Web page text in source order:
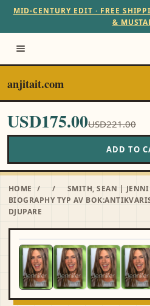
MID-CENTURY EDIT · FREE
&
anjitait.com
USD175.00USD221.00
ADD TO
HOME / /
SMITH, SEAN |
BIOGRAPHY TYP AV
DJUPARE